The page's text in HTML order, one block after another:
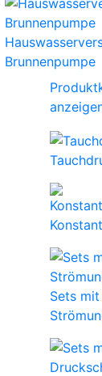
Brunnenpumpe
Sets mit